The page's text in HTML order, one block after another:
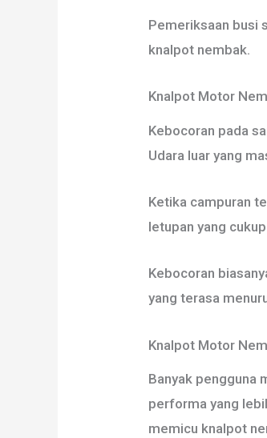
Pemeriksaan busi
knalpot nembak.
Knalpot Motor
Kebocoran pada
Udara luar yang
Ketika campuran
letupan yang
Kebocoran
yang terasa
Knalpot Motor
Banyak pengguna
performa yang
memicu knalpot